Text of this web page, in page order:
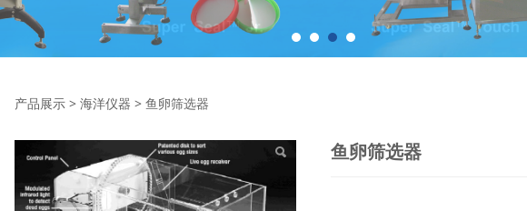
鱼卵筛选器
产品展示 > 海洋仪器 > 鱼卵筛选器
鱼卵筛选器